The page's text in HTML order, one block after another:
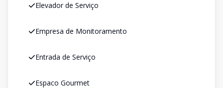
Elevador de Serviço
Empresa de Monitoramento
Entrada de Serviço
Espaco Gourmet